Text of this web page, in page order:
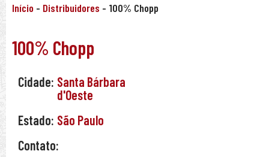
Início - Distribuidores - 100% Chopp
100% Chopp
Cidade: Santa Bárbara
d'Oeste
Estado: São Paulo
Contato: